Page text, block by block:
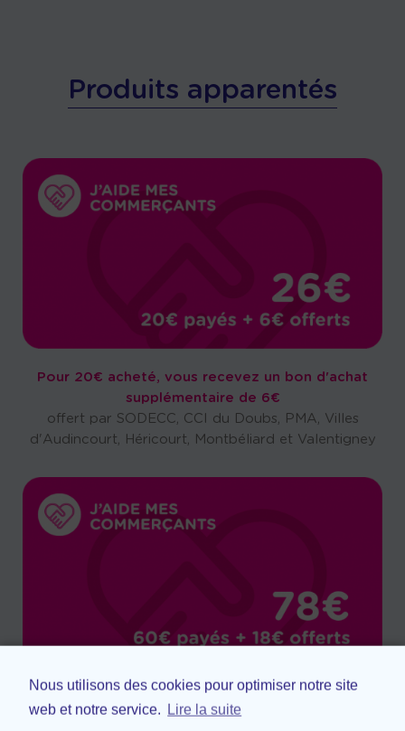
Nous utilisons des cookies pour optimiser notre site
web et notre service. Lire la suite
Produits apparentés
Pour 20€ acheté, vous recevez un bon d'achat
supplémentaire de 6€
offert par SODECC, CCI du Doubs, PMA, Villes
d'Audincourt, Héricourt, Montbéliard et Valentigney
Pour 60€ acheté, vous recevez un bon d'achat
supplémentaire de 18€